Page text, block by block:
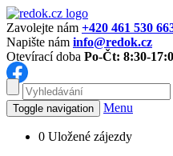
Zavolejte nám +420 461 530
Napište nám info@redok.cz
Otevírací doba Po-Čt: 8:30-
Toggle navigation Menu
0 Uložené zájezdy